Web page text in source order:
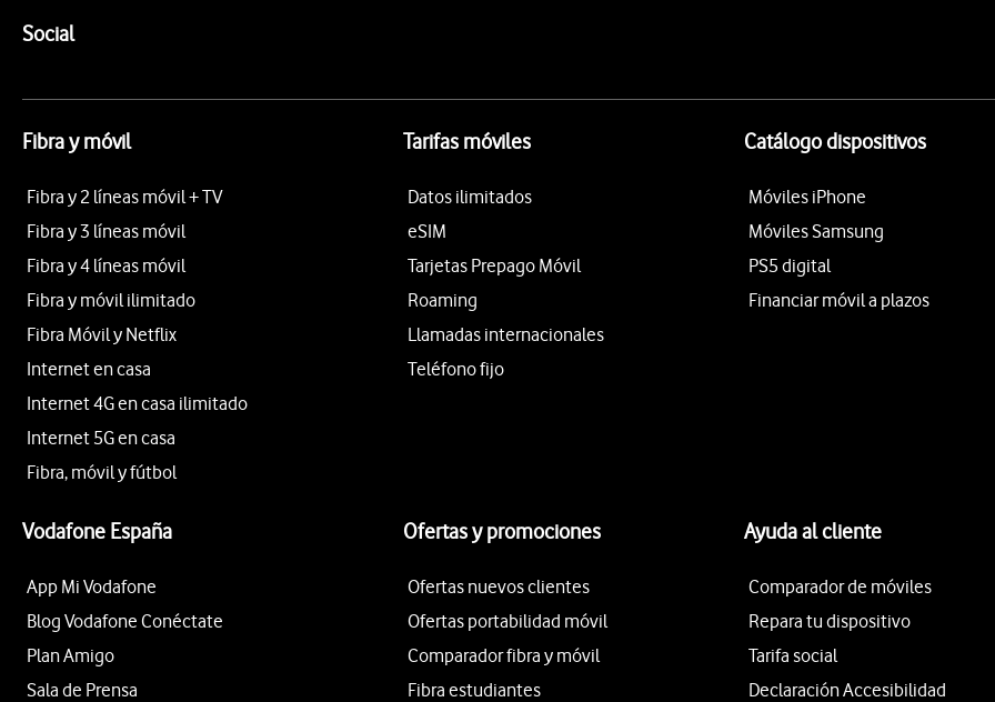
SocialEnlaces a las redes sociales de Vodafone
Fibra y móvil
Fibra y 2 líneas móvil + TV
Fibra y 3 líneas móvil
Fibra y 4 líneas móvil
Fibra y móvil ilimitado
Fibra Móvil y Netflix
Internet en casa
Internet 4G en casa ilimitado
Internet 5G en casa
Fibra, móvil y fútbol
Tarifas móviles
Datos ilimitados
eSIM
Tarjetas Prepago Móvil
Roaming
Llamadas internacionales
Teléfono fijo
Catálogo dispositivos
Móviles iPhone
Móviles Samsung
PS5 digital
Financiar móvil a plazos
Vodafone España
App Mi Vodafone
Blog Vodafone Conéctate
Plan Amigo
Sala de Prensa
Ofertas y promociones
Ofertas nuevos clientes
Ofertas portabilidad móvil
Comparador fibra y móvil
Fibra estudiantes
Ayuda al cliente
Comparador de móviles
Repara tu dispositivo
Tarifa social
Declaración Accesibilidad